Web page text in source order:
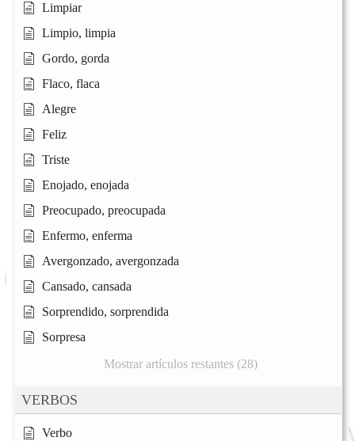
Limpiar
Limpio, limpia
Gordo, gorda
Flaco, flaca
Alegre
Feliz
Triste
Enojado, enojada
Preocupado, preocupada
Enfermo, enferma
Avergonzado, avergonzada
Cansado, cansada
Sorprendido, sorprendida
Sorpresa
Mostrar artículos restantes (28)
VERBOS
Verbo